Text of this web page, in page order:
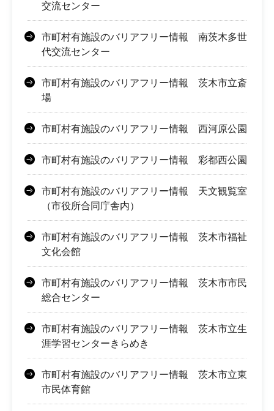
交流センター
市町村有施設のバリアフリー情報 南茨木多世
代交流センター
市町村有施設のバリアフリー情報 茨木市立斎
場
市町村有施設のバリアフリー情報 西河原公園
市町村有施設のバリアフリー情報 彩都西公園
市町村有施設のバリアフリー情報 天文観覧室
（市役所合同庁舎内）
市町村有施設のバリアフリー情報 茨木市福祉
文化会館
市町村有施設のバリアフリー情報 茨木市市民
総合センター
市町村有施設のバリアフリー情報 茨木市立生
涯学習センターきらめき
市町村有施設のバリアフリー情報 茨木市立東
市民体育館